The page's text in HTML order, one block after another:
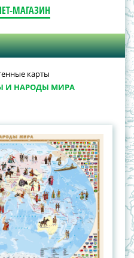
МАГАЗИН
карты
И НАРОДЫ МИРА